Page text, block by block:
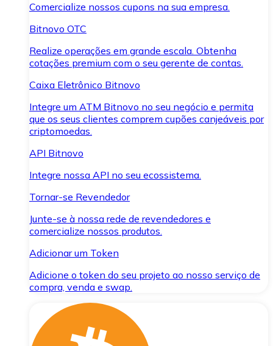
Comercialize nossos cupons na sua empresa.
Bitnovo OTC
Realize operações em grande escala. Obtenha
cotações premium com o seu gerente de contas.
Caixa Eletrônico Bitnovo
Integre um ATM Bitnovo no seu negócio e permita
que os seus clientes comprem cupões canjeáveis por
criptomoedas.
API Bitnovo
Integre nossa API no seu ecossistema.
Tornar-se Revendedor
Junte-se à nossa rede de revendedores e
comercialize nossos produtos.
Adicionar um Token
Adicione o token do seu projeto ao nosso serviço de
compra, venda e swap.